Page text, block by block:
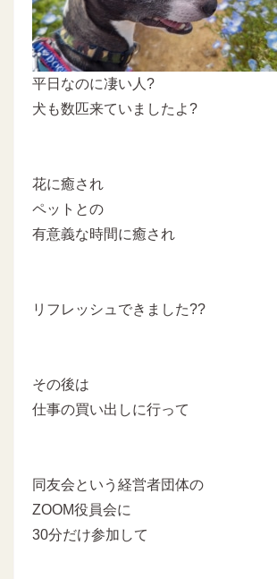
平日なのに凄い人?
犬も数匹来ていましたよ?
花に癒され
ペットとの
有意義な時間に癒され
リフレッシュできました??
その後は
仕事の買い出しに行って
同友会という経営者団体の
ZOOM役員会に
30分だけ参加して